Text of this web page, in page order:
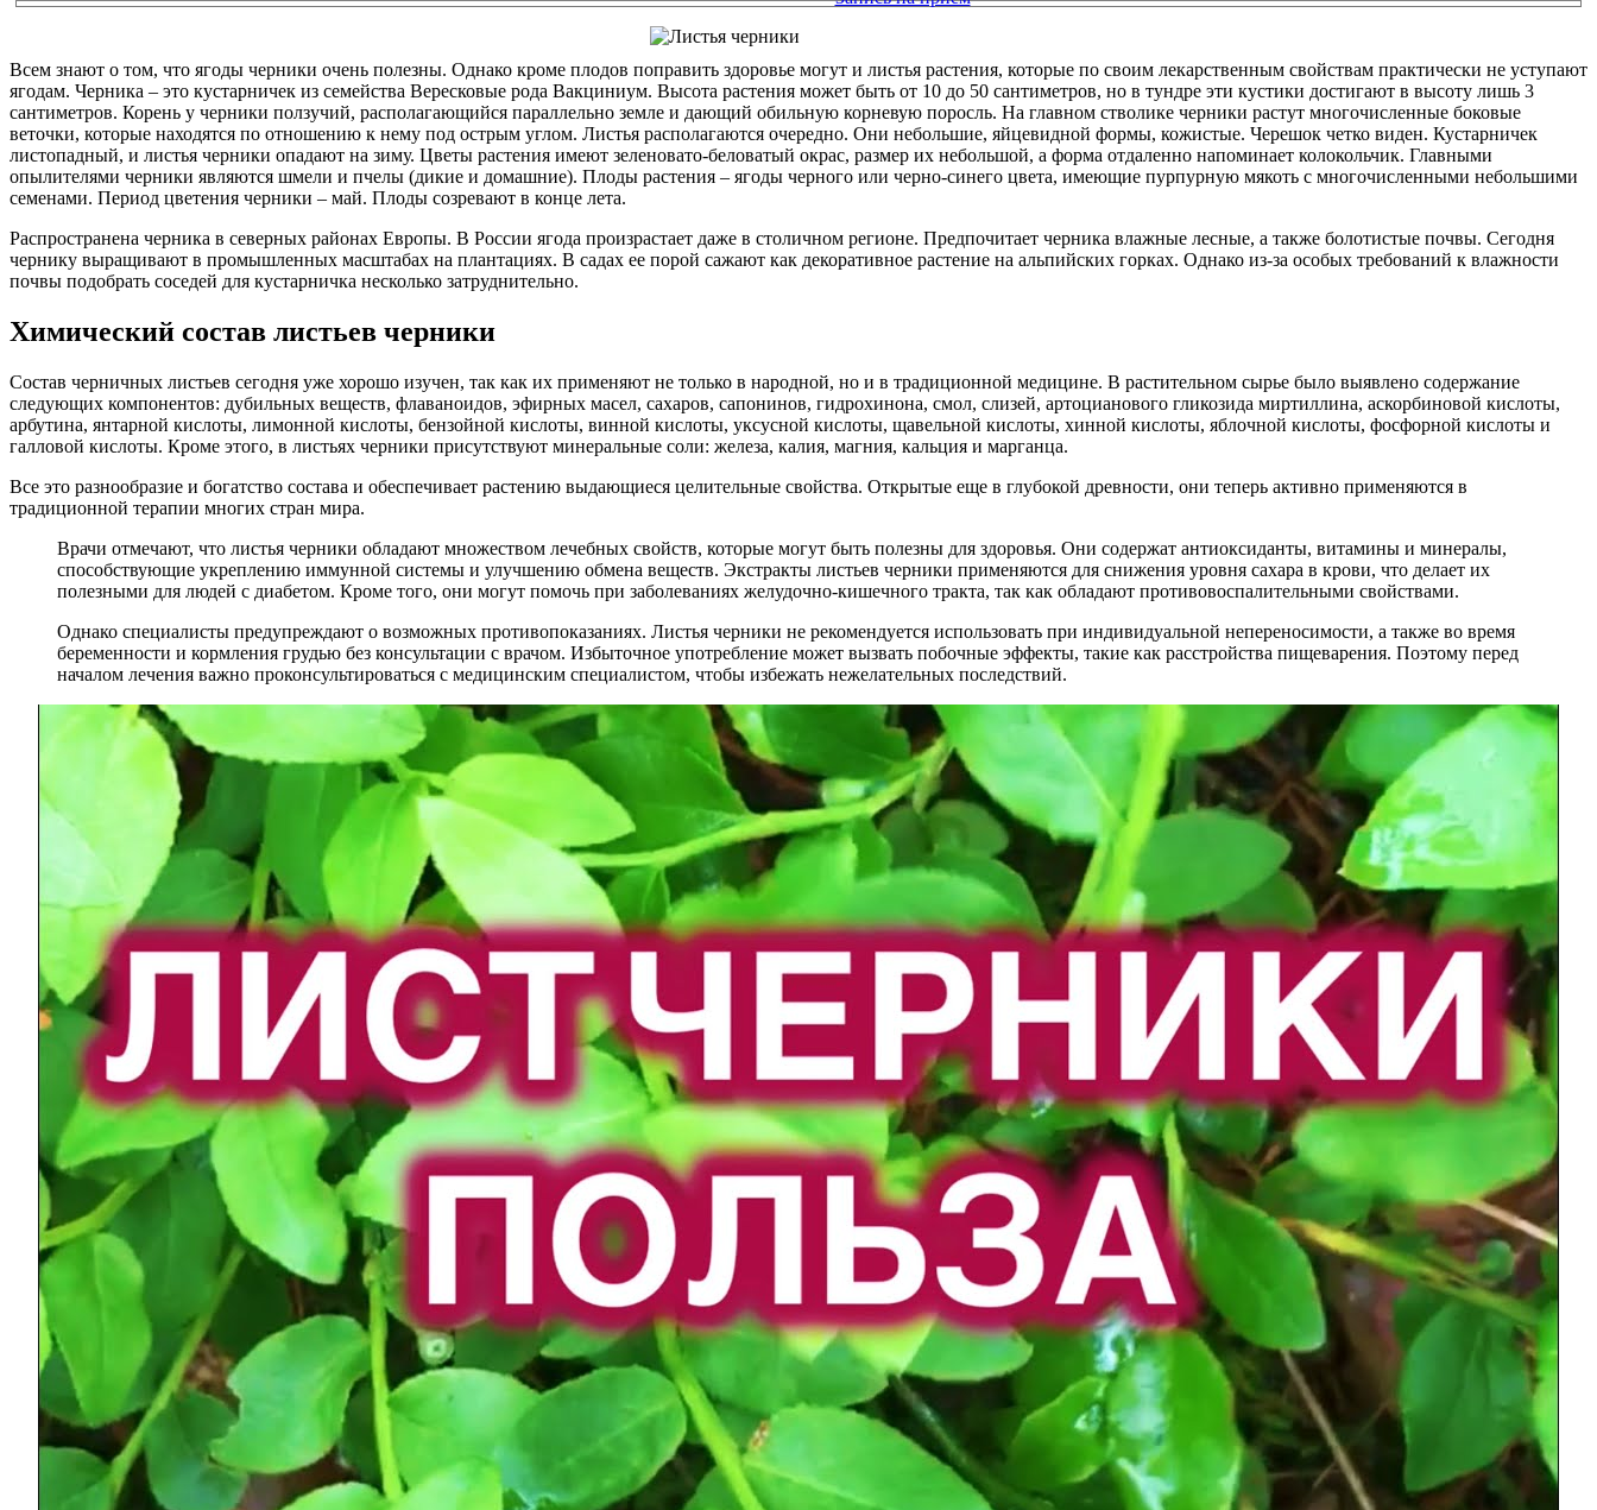
Всем знают о том, что ягоды черники очень полезны. Однако кроме плодов поправить здоровье могут и листья растения, которые по своим лекарственным свойствам практически не уступают
ягодам. Черника – это кустарничек из семейства Вересковые рода Вакциниум. Высота растения может быть от 10 до 50 сантиметров, но в тундре эти кустики достигают в высоту лишь 3
сантиметров. Корень у черники ползучий, располагающийся параллельно земле и дающий обильную корневую поросль. На главном стволике черники растут многочисленные боковые
веточки, которые находятся по отношению к нему под острым углом. Листья располагаются очередно. Они небольшие, яйцевидной формы, кожистые. Черешок четко виден. Кустарничек
листопадный, и листья черники опадают на зиму. Цветы растения имеют зеленовато-беловатый окрас, размер их небольшой, а форма отдаленно напоминает колокольчик. Главными
опылителями черники являются шмели и пчелы (дикие и домашние). Плоды растения – ягоды черного или черно-синего цвета, имеющие пурпурную мякоть с многочисленными небольшими
семенами. Период цветения черники – май. Плоды созревают в конце лета.
Распространена черника в северных районах Европы. В России ягода произрастает даже в столичном регионе. Предпочитает черника влажные лесные, а также болотистые почвы. Сегодня
чернику выращивают в промышленных масштабах на плантациях. В садах ее порой сажают как декоративное растение на альпийских горках. Однако из-за особых требований к влажности
почвы подобрать соседей для кустарничка несколько затруднительно.
Химический состав листьев черники
Состав черничных листьев сегодня уже хорошо изучен, так как их применяют не только в народной, но и в традиционной медицине. В растительном сырье было выявлено содержание
следующих компонентов: дубильных веществ, флаваноидов, эфирных масел, сахаров, сапонинов, гидрохинона, смол, слизей, артоцианового гликозида миртиллина, аскорбиновой кислоты,
арбутина, янтарной кислоты, лимонной кислоты, бензойной кислоты, винной кислоты, уксусной кислоты, щавельной кислоты, хинной кислоты, яблочной кислоты, фосфорной кислоты и
галловой кислоты. Кроме этого, в листьях черники присутствуют минеральные соли: железа, калия, магния, кальция и марганца.
Все это разнообразие и богатство состава и обеспечивает растению выдающиеся целительные свойства. Открытые еще в глубокой древности, они теперь активно применяются в
традиционной терапии многих стран мира.
Врачи отмечают, что листья черники обладают множеством лечебных свойств, которые могут быть полезны для здоровья. Они содержат антиоксиданты, витамины и минералы,
способствующие укреплению иммунной системы и улучшению обмена веществ. Экстракты листьев черники применяются для снижения уровня сахара в крови, что делает их
полезными для людей с диабетом. Кроме того, они могут помочь при заболеваниях желудочно-кишечного тракта, так как обладают противовоспалительными свойствами.
Однако специалисты предупреждают о возможных противопоказаниях. Листья черники не рекомендуется использовать при индивидуальной непереносимости, а также во время
беременности и кормления грудью без консультации с врачом. Избыточное употребление может вызвать побочные эффекты, такие как расстройства пищеварения. Поэтому перед
началом лечения важно проконсультироваться с медицинским специалистом, чтобы избежать нежелательных последствий.